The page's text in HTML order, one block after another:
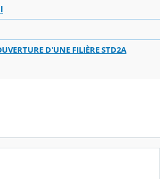
D'UNE FILIÈRE STD2A